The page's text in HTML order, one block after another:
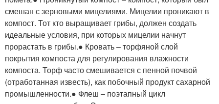
смешан с зерновыми мицелиями. Мицелии проникают в
компост. Тот кто выращивает грибы, должен создать
идеальные условия, при которых мицелии начнут
прорастать в грибы.● Кровать – торфяной слой
покрытия компоста для регулирования влажности
компоста. Торф часто смешивается с пенной почвой
(отработанная известь), как побочный продукт сахарной
промышленности.● Флеш – поэтапный цикл